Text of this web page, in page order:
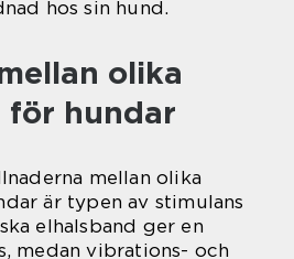
hos sin hund.
olika
för hundar
mellan olika
är typen av stimulans
elhalsband ger en
medan vibrations- och